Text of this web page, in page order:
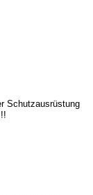
Schutzausrüstung